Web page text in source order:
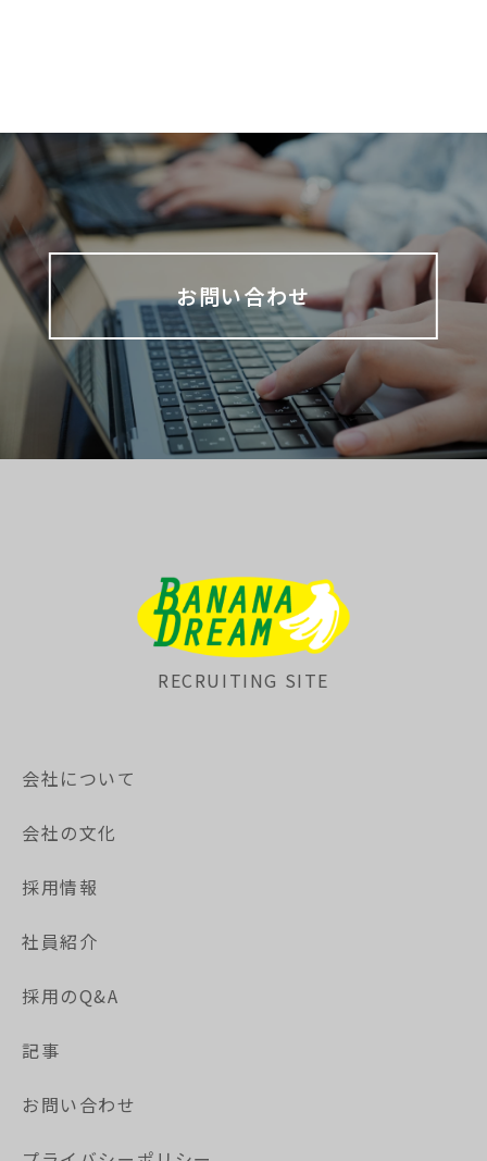
お問い合わせ
RECRUITING SITE
会社について
会社の文化
採用情報
社員紹介
採用のQ&A
記事
お問い合わせ